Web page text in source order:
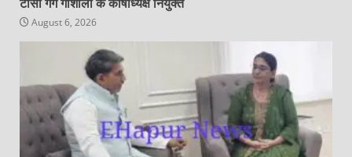
टीसी गर्ग गौशाला के कोषाध्यक्ष नियुक्त
August 6, 2026